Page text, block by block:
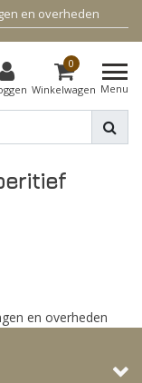
en overheden
0
Winkelwagen Menu
en overheden